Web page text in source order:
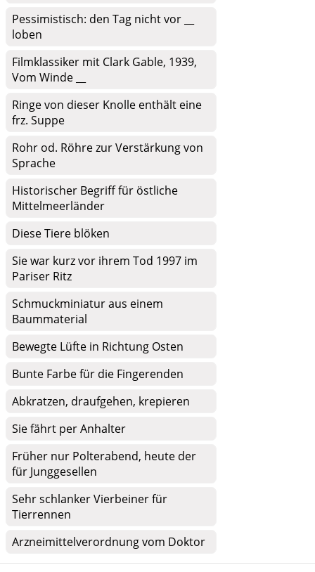
Pessimistisch: den Tag nicht vor __
loben
Filmklassiker mit Clark Gable, 1939,
Vom Winde __
Ringe von dieser Knolle enthält eine
frz. Suppe
Rohr od. Röhre zur Verstärkung von
Sprache
Historischer Begriff für östliche
Mittelmeerländer
Diese Tiere blöken
Sie war kurz vor ihrem Tod 1997 im
Pariser Ritz
Schmuckminiatur aus einem
Baummaterial
Bewegte Lüfte in Richtung Osten
Bunte Farbe für die Fingerenden
Abkratzen, draufgehen, krepieren
Sie fährt per Anhalter
Früher nur Polterabend, heute der
für Junggesellen
Sehr schlanker Vierbeiner für
Tierrennen
Arzneimittelverordnung vom Doktor